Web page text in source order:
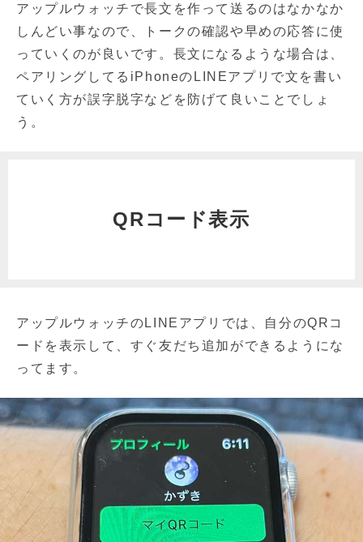
アップルウォッチで長文を作って送るのはなかなか
しんどい事なので、トークの確認や早めの応答に使
っていくのが良いです。長文になるような場合は、
ペアリングしてるiPhoneのLINEアプリで文を書い
ていく方が誤字脱字などを防げて良いことでしょ
う。
QRコード表示
アップルウォッチのLINEアプリでは、自分のQRコ
ードを表示して、すぐ友だち追加ができるようにな
ってます。